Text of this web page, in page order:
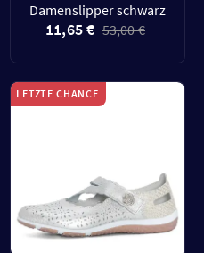
Damenslipper schwarz
11,65 € 53,00 €
LETZTE CHANCE